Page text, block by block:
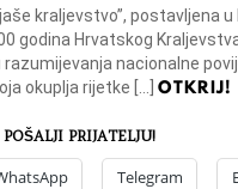
kraljevstvo”, postavljena u
godina Hrvatskog
nacionalne
okuplja rijetke […]OTKRIJ!
POŠALJI PRIJATELJU!
Telegram